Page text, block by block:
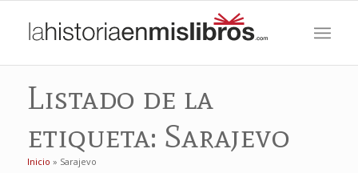
Listado de la
etiqueta: Sarajevo
Inicio » Sarajevo